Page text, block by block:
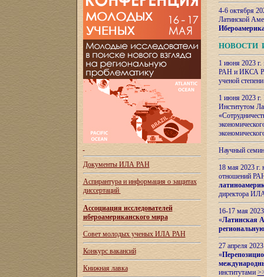
Документы ИЛА РАН
Аспирантура и информация о защитах
диссертаций
Ассоциация исследователей
ибероамериканского мира
Совет молодых ученых ИЛА РАН
Конкурс вакансий
Книжная лавка
4-6 октября
Латинской
НОВОСТИ
1 июня 2023
РАН и ИКСА
ученой
1 июня 2023
Институтом
Научный
18 мая 2023
отношений
директора
16-17 мая
«Латинская
27 апреля
«
институтами